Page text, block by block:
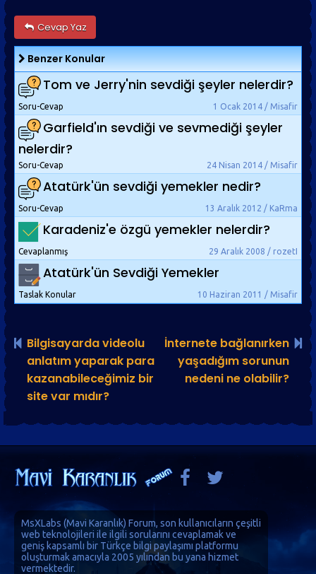
Cevap Yaz
Benzer Konular
Tom ve Jerry'nin sevdiği şeyler nelerdir?
1 Ocak 2014 / Misafir
Soru-Cevap
Garfield'ın sevdiği ve sevmediği şeyler
nelerdir?
24 Nisan 2014 / Misafir
Soru-Cevap
Atatürk'ün sevdiği yemekler nedir?
13 Aralık 2012 / KaRma
Soru-Cevap
Karadeniz'e özgü yemekler nelerdir?
29 Aralık 2008 / rozetI
Cevaplanmış
Atatürk'ün Sevdiği Yemekler
10 Haziran 2011 / Misafir
Taslak Konular
Bilgisayarda videolu
anlatım yaparak para
kazanabileceğimiz bir
site var mıdır?
İnternete bağlanırken
yaşadığım sorunun
nedeni ne olabilir?
MsXLabs (Mavi Karanlık) Forum, son kullanıcıların çeşitli
web teknolojileri ile ilgili sorularını cevaplamak ve
geniş kapsamlı bir Türkçe bilgi paylaşımı platformu
oluşturmak amacıyla 2005 yılından bu yana hizmet
vermektedir.